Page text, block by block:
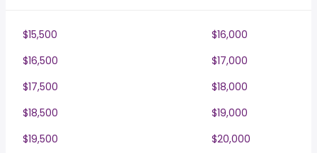
$15,500
$16,000
$16,500
$17,000
$17,500
$18,000
$18,500
$19,000
$19,500
$20,000